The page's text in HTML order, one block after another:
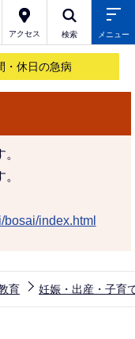
アクセス 検索 メニュー
・休日の急病
index.html
育 妊娠・出産・子育